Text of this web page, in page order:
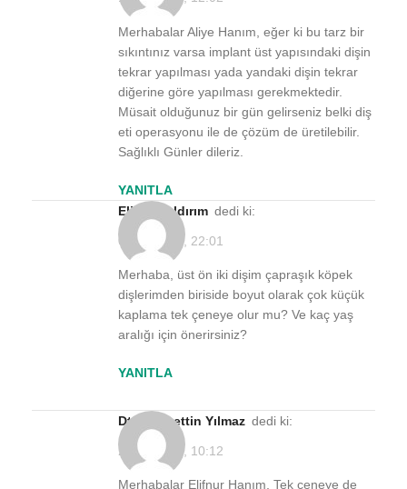
Merhabalar Aliye Hanım, eğer ki bu tarz bir
sıkıntınız varsa implant üst yapısındaki dişin
tekrar yapılması yada yandaki dişin tekrar
diğerine göre yapılması gerekmektedir.
Müsait olduğunuz bir gün gelirseniz belki diş
eti operasyonu ile de çözüm de üretilebilir.
Sağlıklı Günler dileriz.
YANITLA
Elifnur yıldırım dedi ki:
01/06/2021, 22:01
Merhaba, üst ön iki dişim çapraşık köpek
dişlerimden biriside boyut olarak çok küçük
kaplama tek çeneye olur mu? Ve kaç yaş
aralığı için önerirsiniz?
YANITLA
Dt. Muhyettin Yılmaz dedi ki:
21/06/2021, 10:12
Merhabalar Elifnur Hanım, Tek çeneye de